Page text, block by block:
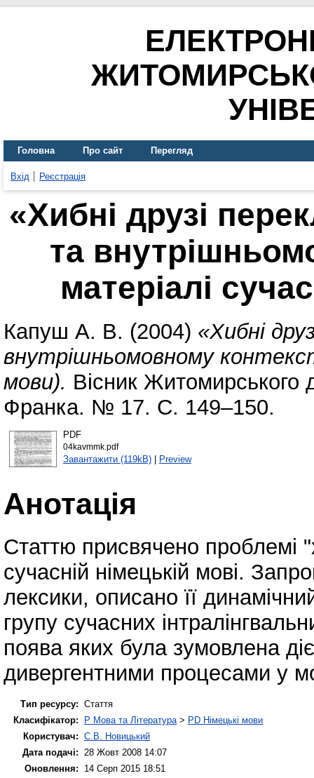
Головна Про сайт Перегляд
Вхід Реєстрація
«Хибні друзі
та
матеріалі
Капуш А. В. (2004) «Хибні
внутрішньомовному
мови). Вісник Житомирського
Франка. № 17. С. 149–150.
PDF
04kavmmk.pdf
Завантажити (119kB)| Preview
Анотація
Статтю присвячено проблемі
сучасній німецькій мові.
лексики, описано її
групу сучасних
поява яких була зумовлена
дивергентними процесами у
Тип ресурсу: Стаття
Класифікатор:
P Мова та Література > PD Німецькі мови
Користувач: С.В. Новицький
Дата подачі:
28 Жовт 2008 14:07
Оновлення:
14 Серп 2015 18:51